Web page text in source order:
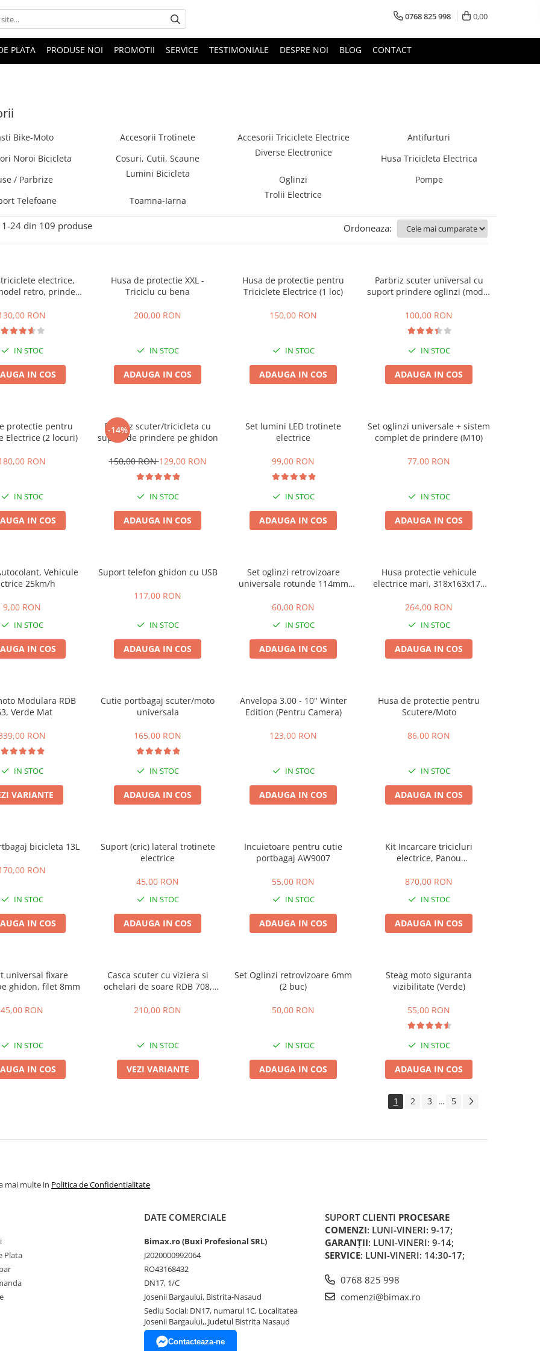
0768 825 998 0,00
PLATA PRODUSE NOI PROMOTII SERVICE TESTIMONIALE DESPRE NOI BLOG CONTACT
Bike-Moto Accesorii Trotinete Accesorii Triciclete Electrice
Antifurturi
Noroi Bicicleta
Cosuri, Cutii, Scaune
Diverse Electronice
Husa Tricicleta Electrica
/ Parbrize
Lumini Bicicleta
Oglinzi
Pompe
Telefoane
Toamna-Iarna
Trolii Electrice
1-24 din 109 produse Ordoneaza:
electrice,
retro, prindere
RON
IN STOC
IN COS
Husa de protectie XXL -
Triciclu cu bena
200,00 RON
IN STOC
ADAUGA IN COS
Husa de protectie pentru
Triciclete Electrice (1 loc)
150,00 RON
IN STOC
ADAUGA IN COS
Parbriz scuter universal cu
suport prindere oglinzi (model
100,00 RON
IN STOC
ADAUGA IN COS
protectie pentru
Electrice (2 locuri)
RON
IN STOC
IN COS
-14%
Parbriz scuter/tricicleta cu
suport de prindere pe ghidon
150,00 RON129,00 RON
IN STOC
ADAUGA IN COS
Set lumini LED trotinete
electrice
99,00 RON
IN STOC
ADAUGA IN COS
Set oglinzi universale + sistem
complet de prindere (M10)
77,00 RON
IN STOC
ADAUGA IN COS
Vehicule
25km/h
9,00 RON
IN STOC
IN COS
Suport telefon ghidon cu USB
117,00 RON
IN STOC
ADAUGA IN COS
Set oglinzi retrovizoare
universale rotunde 114mm
60,00 RON
IN STOC
ADAUGA IN COS
Husa protectie vehicule
electrice mari, 318x163x178
264,00 RON
IN STOC
ADAUGA IN COS
Modulara RDB
Verde Mat
RON
IN STOC
VARIANTE
Cutie portbagaj scuter/moto
universala
165,00 RON
IN STOC
ADAUGA IN COS
Anvelopa 3.00 - 10" Winter
Edition (Pentru Camera)
123,00 RON
IN STOC
ADAUGA IN COS
Husa de protectie pentru
Scutere/Moto
86,00 RON
IN STOC
ADAUGA IN COS
bicicleta 13L
RON
IN STOC
IN COS
Suport (cric) lateral trotinete
electrice
45,00 RON
IN STOC
ADAUGA IN COS
Incuietoare pentru cutie
portbagaj AW9007
55,00 RON
IN STOC
ADAUGA IN COS
Kit Incarcare tricicluri
electrice, Panou
300W max
870,00 RON
IN STOC
ADAUGA IN COS
universal fixare
ghidon, filet 8mm
45,00 RON
IN STOC
IN COS
Casca scuter cu viziera si
ochelari de soare RDB 708,
210,00 RON
IN STOC
VEZI VARIANTE
Set Oglinzi retrovizoare 6mm
(2 buc)
50,00 RON
IN STOC
ADAUGA IN COS
Steag moto siguranta
vizibilitate (Verde)
55,00 RON
IN STOC
ADAUGA IN COS
1 2 3 ... 5
mai multe in Politica de Confidentialitate
Plata
DATE COMERCIALE
Bimax.ro (Buxi Profesional SRL)
J2020000992064
RO43168432
DN17, 1/C
Josenii Bargaului, Bistrita-Nasaud
Sediu Social: DN17, numarul 1C, Localitatea
Josenii Bargaului,, Judetul Bistrita Nasaud
Contacteaza-ne
SUPORT CLIENTI PROCESARE
COMENZI: LUNI-VINERI: 9-17;
GARANȚII: LUNI-VINERI: 9-14;
SERVICE: LUNI-VINERI: 14:30-17;
0768 825 998
comenzi@bimax.ro